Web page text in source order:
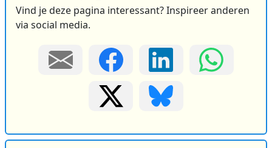
Vind je deze pagina interessant? Inspireer anderen
via social media.